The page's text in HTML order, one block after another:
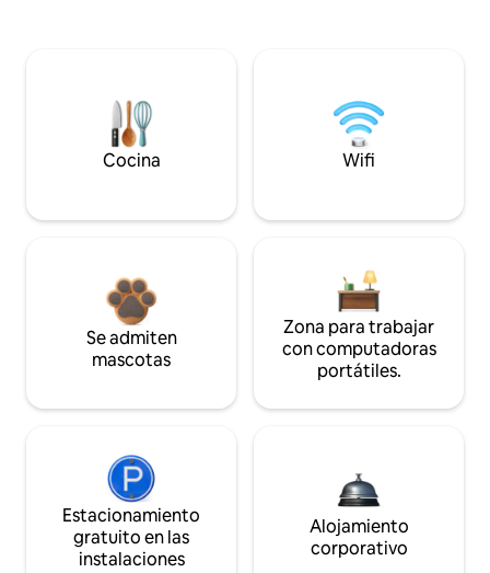
Cocina Wifi
Se admiten
mascotas
Zona para trabajar
con computadoras
portátiles.
Estacionamiento
gratuito en las
instalaciones
Alojamiento
corporativo